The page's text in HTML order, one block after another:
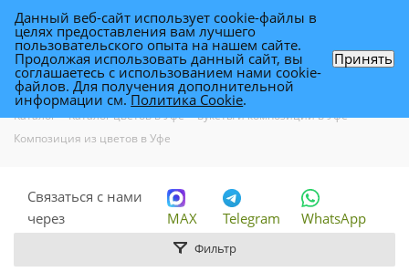
Композиция из цветов в Уфе
Каталог - Каталог цветов в Уфе - Букеты и композиции в Уфе -
Композиция из цветов в Уфе
Связаться с нами
через
MAX Telegram WhatsApp
Фильтр
Данный веб-сайт использует cookie-файлы в
целях предоставления вам лучшего
пользовательского опыта на нашем сайте.
Продолжая использовать данный сайт, вы
соглашаетесь с использованием нами cookie-
файлов. Для получения дополнительной
информации см.Политика Cookie.
Принять